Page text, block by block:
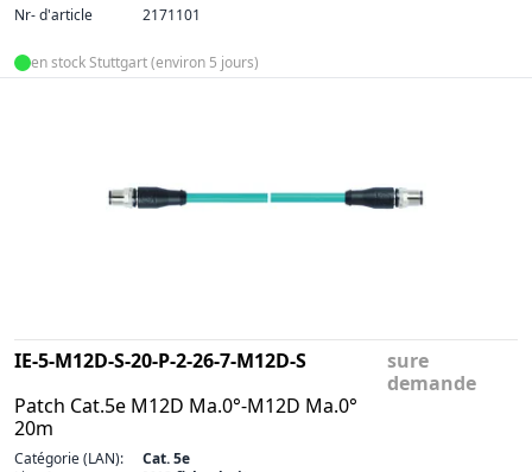
Nr- d'article
2171101
en stock Stuttgart (environ 5 jours)
IE-5-M12D-S-20-P-2-26-7-M12D-S
Patch Cat.5e M12D Ma.0°-M12D Ma.0°
20m
sure
demande
Catégorie (LAN):
Cat. 5e